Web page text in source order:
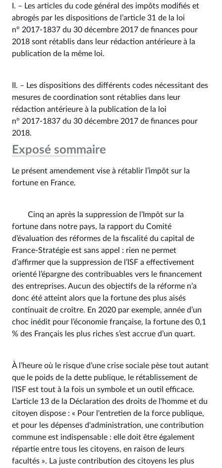
I. – Les articles du code général des impôts modifiés et
abrogés par les dispositions de l’article 31 de la loi
n° 2017‑1837 du 30 décembre 2017 de finances pour
2018 sont rétablis dans leur rédaction antérieure à la
publication de la même loi.
II. – Les dispositions des différents codes nécessitant des
mesures de coordination sont rétablies dans leur
rédaction antérieure à la publication de la loi
n° 2017‑1837 du 30 décembre 2017 de finances pour
2018.
Exposé sommaire
Le présent amendement vise à rétablir l’impôt sur la
fortune en France.
Cinq an après la suppression de l’Impôt sur la
fortune dans notre pays, la rapport du Comité
d’évaluation des réformes de la fiscalité du capital de
France-Stratégie est sans appel : rien ne permet
d’affirmer que la suppression de l’ISF a effectivement
orienté l’épargne des contribuables vers le financement
des entreprises. Aucun des objectifs de la réforme n’a
donc été atteint alors que la fortune des plus aisés
continuait de croître. En 2020 par exemple, année d’un
choc inédit pour l’économie française, la fortune des 0,1
% des Français les plus riches s’est accrue d’un quart.
À l’heure où le risque d’une crise sociale pèse tout autant
que le poids de la dette publique, le rétablissement de
l’ISF est tout à la fois un symbole et un outil efficace.
L’article 13 de la Déclaration des droits de l'homme et du
citoyen dispose : « Pour l'entretien de la force publique,
et pour les dépenses d'administration, une contribution
commune est indispensable : elle doit être également
répartie entre tous les citoyens, en raison de leurs
facultés ». La juste contribution des citoyens les plus